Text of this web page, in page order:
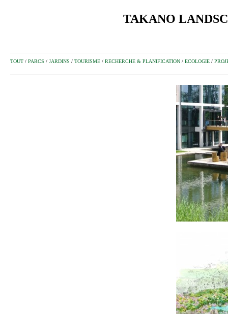
TAKANO
TOUT / PARCS / JARDINS / TOURISME / RECHERCHE & PLANIFICATION / ECOLOGIE /